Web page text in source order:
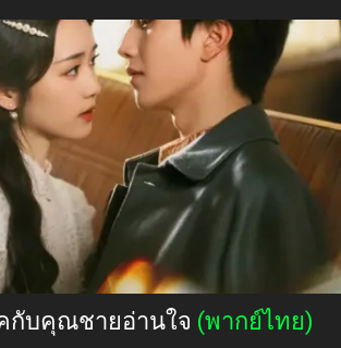
กับคุณชายอ่านใจ (พากย์ไทย)